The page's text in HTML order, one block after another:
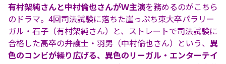
有村架純さんと中村倫也さんがＷ主演を務めるのがこちら
のドラマ。4回司法試験に落ちた崖っぷち東大卒パラリー
ガル・石子（有村架純さん）と、ストレートで司法試験に
合格した高卒の弁護士・羽男（中村倫也さん）という、 異
色のコンビが繰り広げる、異色のリーガル・エンターテイ